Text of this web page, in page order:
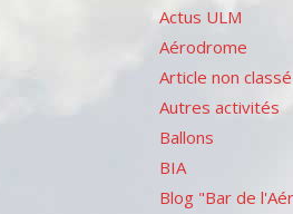
Actus ULM
Aérodrome
Article non classé
Autres activités
Ballons
BIA
Blog "Bar de